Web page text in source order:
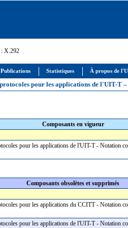
Publications Statistiques À propos de
: X.292
pour les applications de l'UIT-
Composants en vigueur
pour les applications de l'UIT-T - Notation
Composants obsolètes et supprimés
pour les applications du CCITT - Notation
pour les applications de l'UIT-T - Notation